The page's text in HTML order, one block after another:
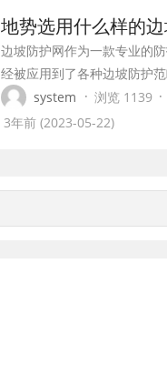
应比规划锚杆长度长5cm以
于φ42:当受凿岩设备捆绑时
杆的...
地势选用什么样的边
边坡防护网作为一款专业的防
经被应用到了各种边坡防护范
为防护范畴中人人皆知的一种
们挑选边坡防护产品时，无论
问题时，一般考虑较多的问题
system · 浏览 1139 ·
3年前 (2023-05-22)